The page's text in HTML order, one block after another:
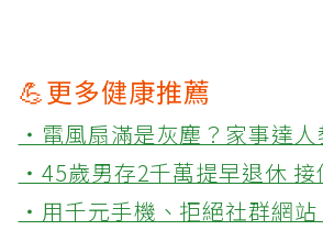
💪更多健康推薦
‧電風扇滿是灰塵？家事達
‧45歲男存2千萬提早退休